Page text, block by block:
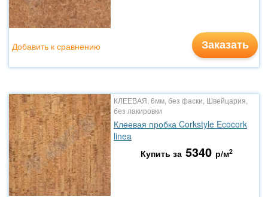
Заказать
Добавить к сравнению
КЛЕЕВАЯ, 6мм, без фаски, Швейцария,
без лакировки
Клеевая пробка Corkstyle Ecocork
linea
Купить за 5340 р/м2